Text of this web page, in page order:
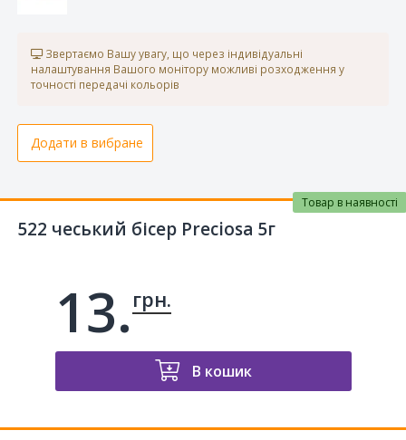
Звертаємо Вашу увагу, що через індивідуальні
налаштування Вашого монітору можливі розходження у
точності передачі кольорів
Додати в вибране
522 чеський бісер Preciosa 5г
Товар в наявності
13. грн.
В кошик